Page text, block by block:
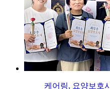
케어링, 요양보호